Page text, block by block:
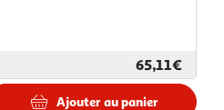
65,11€
Ajouter au panier